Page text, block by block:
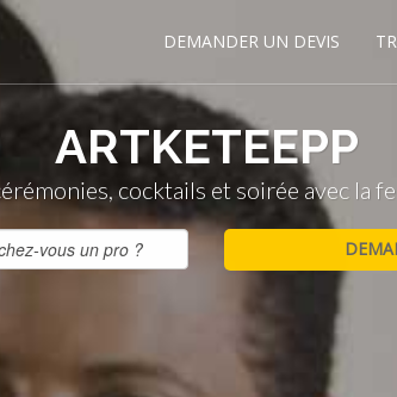
DEMANDER UN DEVIS
ARTKETEEPP
cocktails et soirée avec la